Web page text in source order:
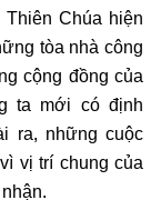
Chúa hiện
tòa nhà công
cộng đồng của
ta mới có định
ra, những cuộc
vị trí chung của